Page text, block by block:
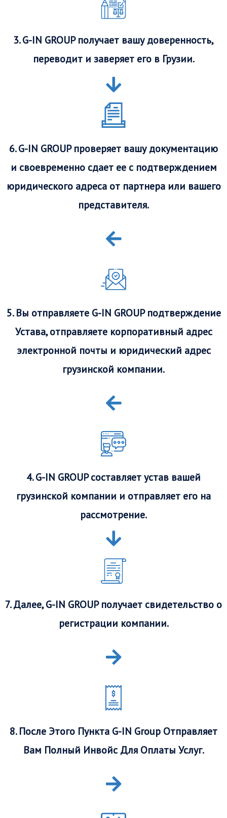
3. G-IN GROUP получает вашу доверенность,
переводит и заверяет его в Грузии.
6. G-IN GROUP проверяет вашу документацию
и своевременно сдает ее с подтверждением
юридического адреса от партнера или вашего
представителя.
5. Вы отправляете G-IN GROUP подтверждение
Устава, отправляете корпоративный адрес
электронной почты и юридический адрес
грузинской компании.
4. G-IN GROUP составляет устав вашей
грузинской компании и отправляет его на
рассмотрение.
7. Далее, G-IN GROUP получает свидетельство о
регистрации компании.
8. После Этого Пункта G-IN Group Отправляет
Вам Полный Инвойс Для Оплаты Услуг.